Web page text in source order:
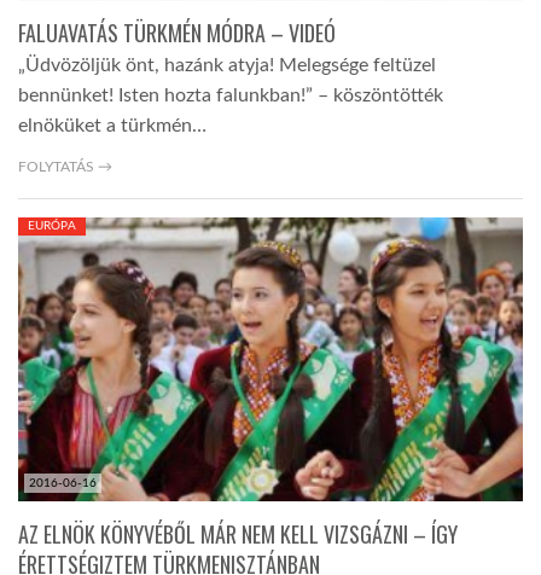
FALUAVATÁS TÜRKMÉN MÓDRA – VIDEÓ
„Üdvözöljük önt, hazánk atyja! Melegsége feltüzel
bennünket! Isten hozta falunkban!” – köszöntötték
elnöküket a türkmén…
FOLYTATÁS →
2016-06-16
EURÓPA
AZ ELNÖK KÖNYVÉBŐL MÁR NEM KELL VIZSGÁZNI – ÍGY
ÉRETTSÉGIZTEM TÜRKMENISZTÁNBAN